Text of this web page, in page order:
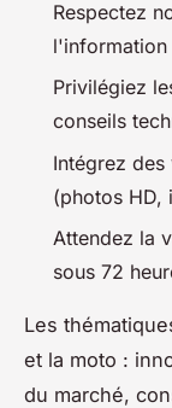
Respectez
l'information
Privilégiez
conseils
Intégrez
(photos HD,
Attendez la
sous 72
Les
et la moto :
du marché,